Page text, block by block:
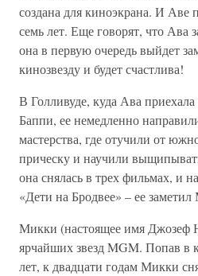
создана для киноэкрана. И Аве
семь лет. Еще говорят, что Ава
она в первую очередь выйдет
кинозвезду и будет счастлива!
В Голливуде, куда Ава
Баппи, ее немедленно
мастерства, где отучили от
прическу и научили
она снялась в трех фильмах, и
«Дети на Бродвее» – ее
Микки (настоящее имя Джозеф
ярчайших звезд MGM. Попав в
лет, к двадцати годам Микки